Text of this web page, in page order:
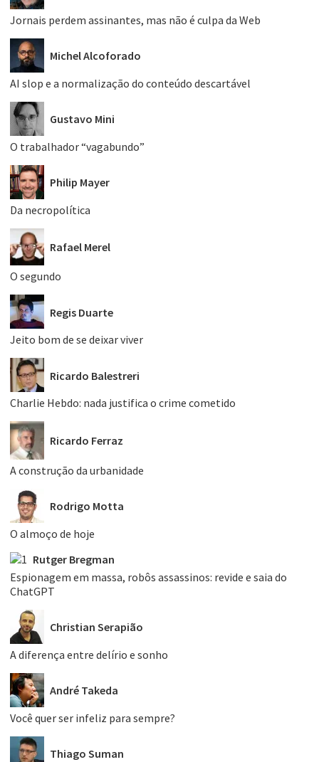
Jornais perdem assinantes, mas não é culpa da Web
Michel Alcoforado
AI slop e a normalização do conteúdo descartável
Gustavo Mini
O trabalhador “vagabundo”
Philip Mayer
Da necropolítica
Rafael Merel
O segundo
Regis Duarte
Jeito bom de se deixar viver
Ricardo Balestreri
Charlie Hebdo: nada justifica o crime cometido
Ricardo Ferraz
A construção da urbanidade
Rodrigo Motta
O almoço de hoje
Rutger Bregman
Espionagem em massa, robôs assassinos: revide e saia do
ChatGPT
Christian Serapião
A diferença entre delírio e sonho
André Takeda
Você quer ser infeliz para sempre?
Thiago Suman